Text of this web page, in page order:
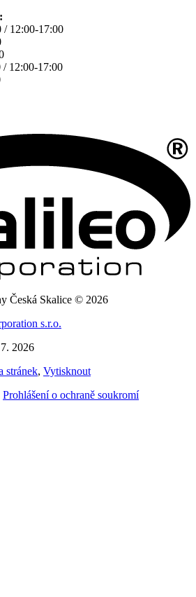
12:00-17:00
12:00-17:00
Česká Skalice © 2026
s.r.o.
2026
stránek, Vytisknout
Prohlášení o ochraně soukromí